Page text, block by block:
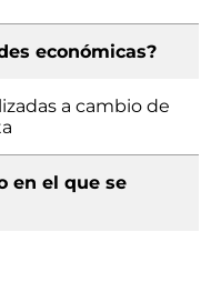
económicas?
a cambio de
en el que se